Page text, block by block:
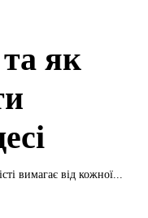
як
вимагає від кожної...